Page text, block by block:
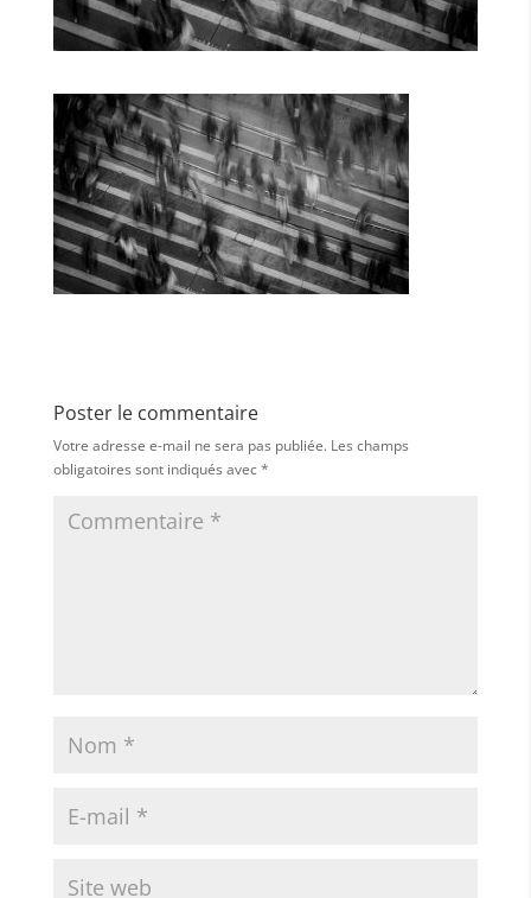
Poster le commentaire
Votre adresse e-mail ne sera pas publiée. Les champs
obligatoires sont indiqués avec*